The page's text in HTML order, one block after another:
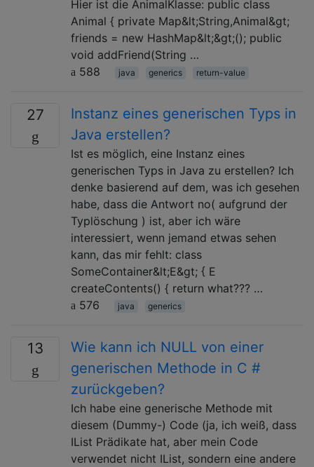
Hier ist die AnimalKlasse: public class
Animal { private Map&lt;String,Animal&gt;
friends = new HashMap&lt;&gt;(); public
void addFriend(String …
588
java generics return-value
27
Instanz eines generischen Typs in
Java erstellen?
Ist es möglich, eine Instanz eines
generischen Typs in Java zu erstellen? Ich
denke basierend auf dem, was ich gesehen
habe, dass die Antwort no( aufgrund der
Typlöschung ) ist, aber ich wäre
interessiert, wenn jemand etwas sehen
kann, das mir fehlt: class
SomeContainer&lt;E&gt; { E
createContents() { return what??? …
576
java generics
13
Wie kann ich NULL von einer
generischen Methode in C #
zurückgeben?
Ich habe eine generische Methode mit
diesem (Dummy-) Code (ja, ich weiß, dass
IList Prädikate hat, aber mein Code
verwendet nicht IList, sondern eine andere